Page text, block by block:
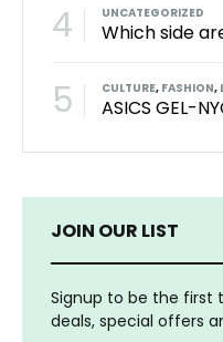
4 UNCATEGORIZED
5 CULTURE, FASHION,
JOIN OUR LIST
Signup to be the first
deals, special offers